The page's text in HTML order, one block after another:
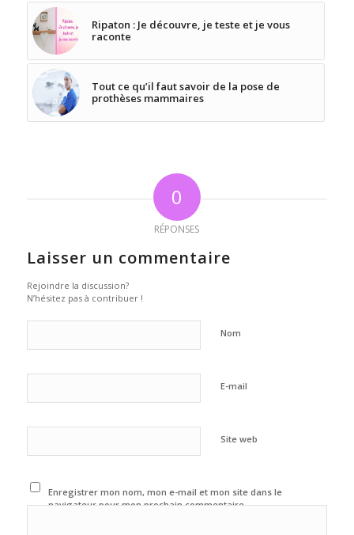
Ripaton : Je découvre, je teste et je vous
raconte
Tout ce qu’il faut savoir de la pose de
prothèses mammaires
0
RÉPONSES
Laisser un commentaire
Rejoindre la discussion?
N’hésitez pas à contribuer !
Nom
E-mail
Site web
Enregistrer mon nom, mon e-mail et mon site dans le
navigateur pour mon prochain commentaire.